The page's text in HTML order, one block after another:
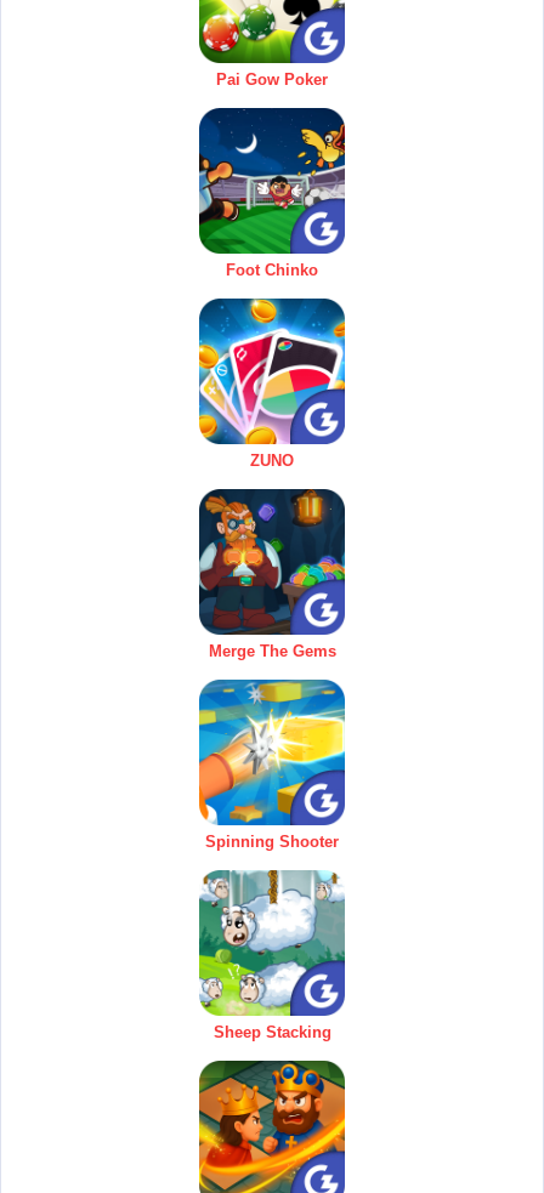
Pai Gow Poker
Foot Chinko
ZUNO
Merge The Gems
Spinning Shooter
Sheep Stacking